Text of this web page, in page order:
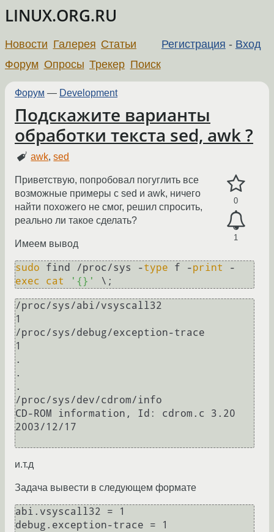
LINUX.ORG.RU
Регистрация - Вход
Новости Галерея Статьи
Форум Опросы Трекер Поиск
Форум — Development
Подскажите варианты
обработки текста sed, awk ?
awk,sed
0
1
Приветствую, попробовал погуглить все
возможные примеры с sed и awk, ничего
найти похожего не смог, решил спросить,
реально ли такое сделать?
Имеем вывод
sudo find /proc/sys -type f -print
-
exec
cat '{}'
/proc/sys/abi/vsyscall32
1
/proc/sys/debug/exception-trace
1
.
.
.
/proc/sys/dev/cdrom/info
CD-ROM information, Id: cdrom.c 3.20
2003/12/17
и.т.д
Задача вывести в следующем формате
abi.vsyscall32 = 1
debug.exception-trace = 1